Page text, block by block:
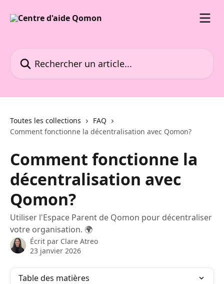
Toutes les collections
FAQ
Comment fonctionne la décentralisation avec Qomon?
Comment fonctionne la
décentralisation avec
Qomon?
Utiliser l'Espace Parent de Qomon pour décentraliser
votre organisation. 🌍
Écrit par Clare Atreo
23 janvier 2026
Table des matières